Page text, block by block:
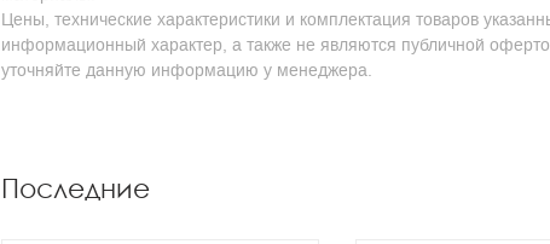
Цены, технические характеристики и комплектация товаров
информационный характер, а также не являются публичной
уточняйте данную информацию у менеджера.
Последние